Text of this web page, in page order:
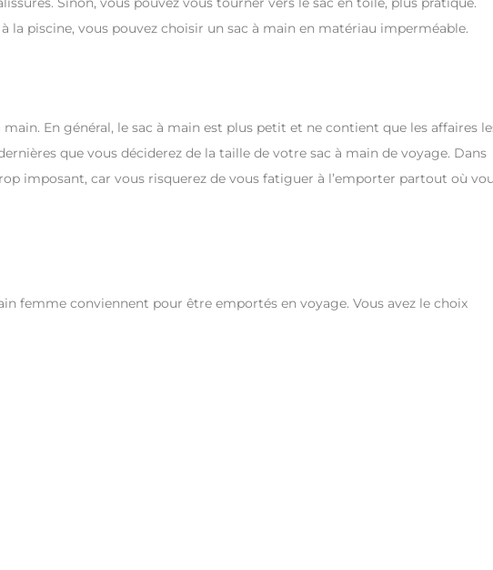
la piscine, vous pouvez choisir un sac à main en matériau imperméable.
En général, le sac à main est plus petit et ne contient que les affaires
que vous déciderez de la taille de votre sac à main de voyage. Dans
imposant, car vous risquerez de vous fatiguer à l’emporter partout où
femme conviennent pour être emportés en voyage. Vous avez le choix